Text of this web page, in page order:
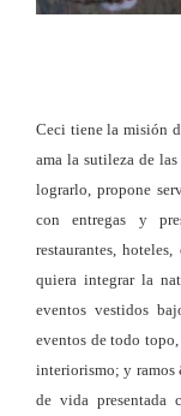
Ceci tiene la misión
ama la sutileza de
lograrlo, propone
con entregas y
restaurantes,
quiera integrar la
eventos vestidos
eventos de todo
interiorismo; y ramos
de vida